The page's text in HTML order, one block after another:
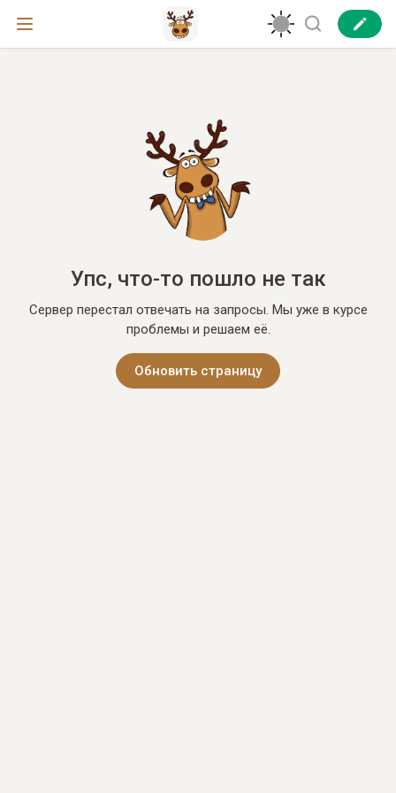
Упс, что-то пошло не так
Сервер перестал отвечать на запросы. Мы уже в курсе
проблемы и решаем её.
Обновить страницу